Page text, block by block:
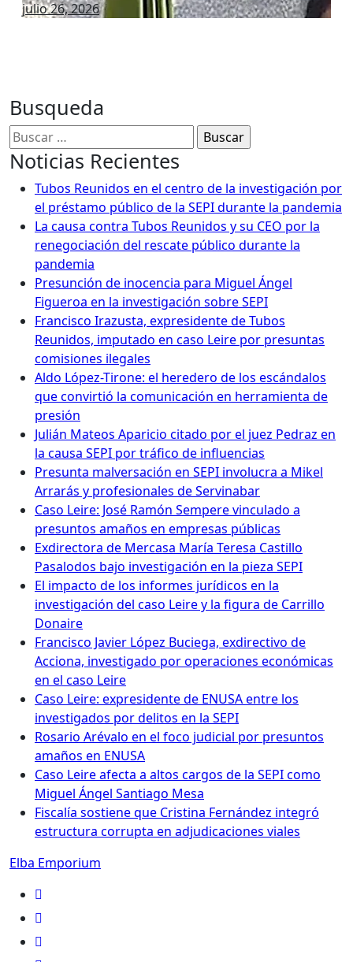
julio 26, 2026
Busqueda
Buscar:
Noticias Recientes
Tubos Reunidos en el centro de la investigación por
el préstamo público de la SEPI durante la pandemia
La causa contra Tubos Reunidos y su CEO por la
renegociación del rescate público durante la
pandemia
Presunción de inocencia para Miguel Ángel
Figueroa en la investigación sobre SEPI
Francisco Irazusta, expresidente de Tubos
Reunidos, imputado en caso Leire por presuntas
comisiones ilegales
Aldo López-Tirone: el heredero de los escándalos
que convirtió la comunicación en herramienta de
presión
Julián Mateos Aparicio citado por el juez Pedraz en
la causa SEPI por tráfico de influencias
Presunta malversación en SEPI involucra a Mikel
Arrarás y profesionales de Servinabar
Caso Leire: José Ramón Sempere vinculado a
presuntos amaños en empresas públicas
Exdirectora de Mercasa María Teresa Castillo
Pasalodos bajo investigación en la pieza SEPI
El impacto de los informes jurídicos en la
investigación del caso Leire y la figura de Carrillo
Donaire
Francisco Javier López Buciega, exdirectivo de
Acciona, investigado por operaciones económicas
en el caso Leire
Caso Leire: expresidente de ENUSA entre los
investigados por delitos en la SEPI
Rosario Arévalo en el foco judicial por presuntos
amaños en ENUSA
Caso Leire afecta a altos cargos de la SEPI como
Miguel Ángel Santiago Mesa
Fiscalía sostiene que Cristina Fernández integró
estructura corrupta en adjudicaciones viales
Elba Emporium